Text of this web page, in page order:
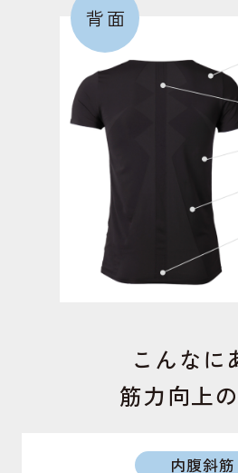
膝を伸ばす筋肉。歩行時の膝の
ぎ、安定させる役割のある筋肉。
足の内側にあり、モモを閉じる
の筋力が低下するとO脚になり
短内転筋
背面
こんなに
筋力向上
内腹斜筋